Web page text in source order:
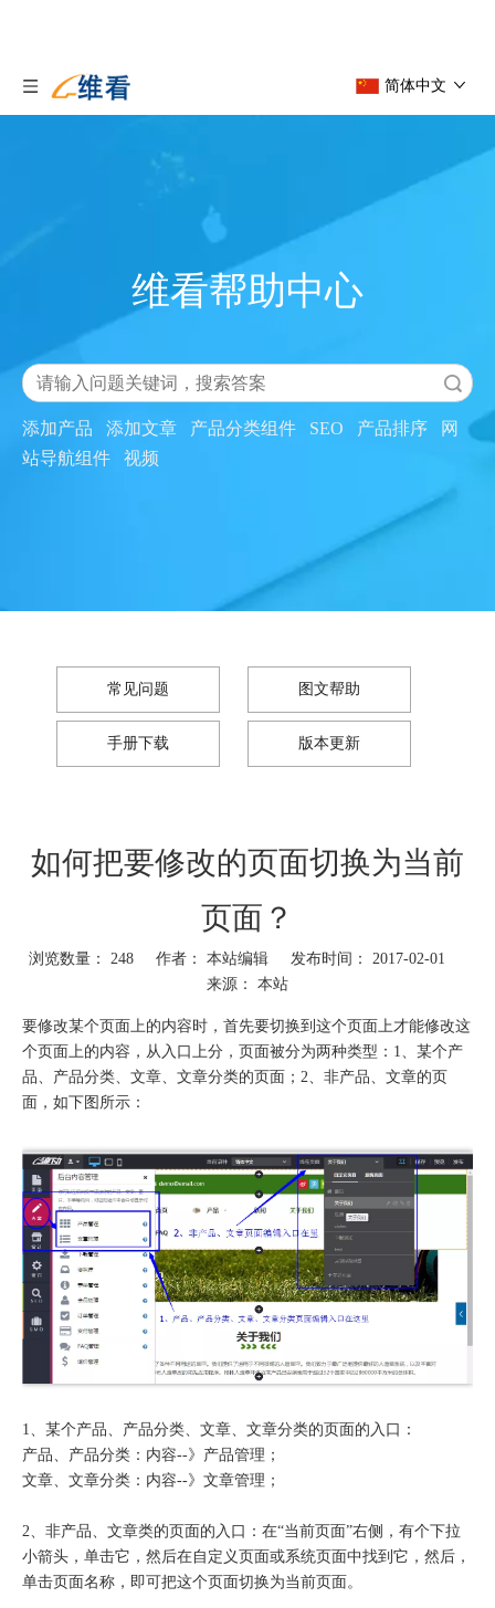
简体中文
维看帮助中心
添加产品 添加文章 产品分类组件 SEO 产品排序
网
站导航组件
视频
常见问题 图文帮助
手册下载 版本更新
如何把要修改的页面切换为当前
页面？
浏览数量： 248作者： 本站编辑 发布时间： 2017-02-01
来源： 本站
要修改某个页面上的内容时，首先要切换到这个页面上才能修改这
个页面上的内容，从入口上分，页面被分为两种类型：1、某个产
品、产品分类、文章、文章分类的页面；2、非产品、文章的页
面，如下图所示：
1、某个产品、产品分类、文章、文章分类的页面的入口：
产品、产品分类：内容--》产品管理；
文章、文章分类：内容--》文章管理；
2、非产品、文章类的页面的入口：在“当前页面”右侧，有个下拉
小箭头，单击它，然后在自定义页面或系统页面中找到它，然后，
单击页面名称，即可把这个页面切换为当前页面。